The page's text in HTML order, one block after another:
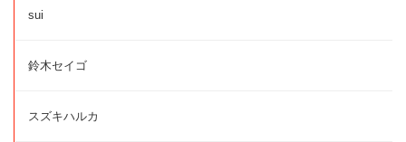
sui
鈴木セイゴ
スズキハルカ